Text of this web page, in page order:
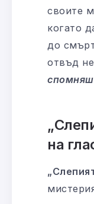
своите
когато
до
отвъд
спомняш
на